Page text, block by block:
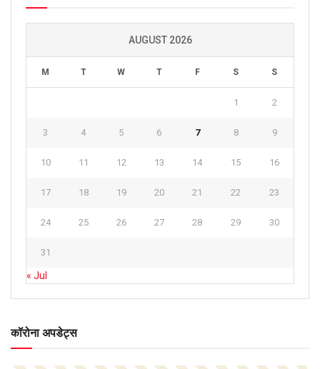
AUGUST 2026
M T W T F S S
1 2
3 4 5 6 7 8 9
10 11 12 13 14 15 16
17 18 19 20 21 22 23
24 25 26 27 28 29 30
31
« Jul
कॉरोना अपडेट्स